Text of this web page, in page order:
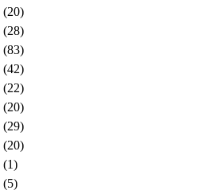
(20)
(28)
(83)
(42)
(22)
(20)
(29)
(20)
(1)
(5)